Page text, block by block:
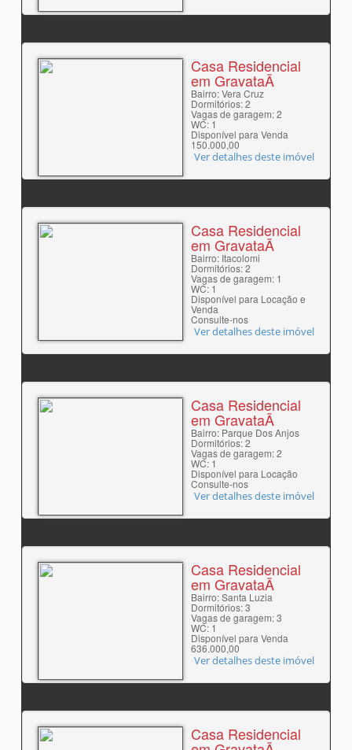
Casa Residencial
em GravataÃ­
Bairro: Vera Cruz
Dormitórios: 2
Vagas de garagem: 2
WC: 1
Disponível para Venda
150.000,00
Ver detalhes deste imóvel
Casa Residencial
em GravataÃ­
Bairro: Itacolomi
Dormitórios: 2
Vagas de garagem: 1
WC: 1
Disponível para Locação e
Venda
Consulte-nos
Ver detalhes deste imóvel
Casa Residencial
em GravataÃ­
Bairro: Parque Dos Anjos
Dormitórios: 2
Vagas de garagem: 2
WC: 1
Disponível para Locação
Consulte-nos
Ver detalhes deste imóvel
Casa Residencial
em GravataÃ­
Bairro: Santa Luzia
Dormitórios: 3
Vagas de garagem: 3
WC: 1
Disponível para Venda
636.000,00
Ver detalhes deste imóvel
Casa Residencial